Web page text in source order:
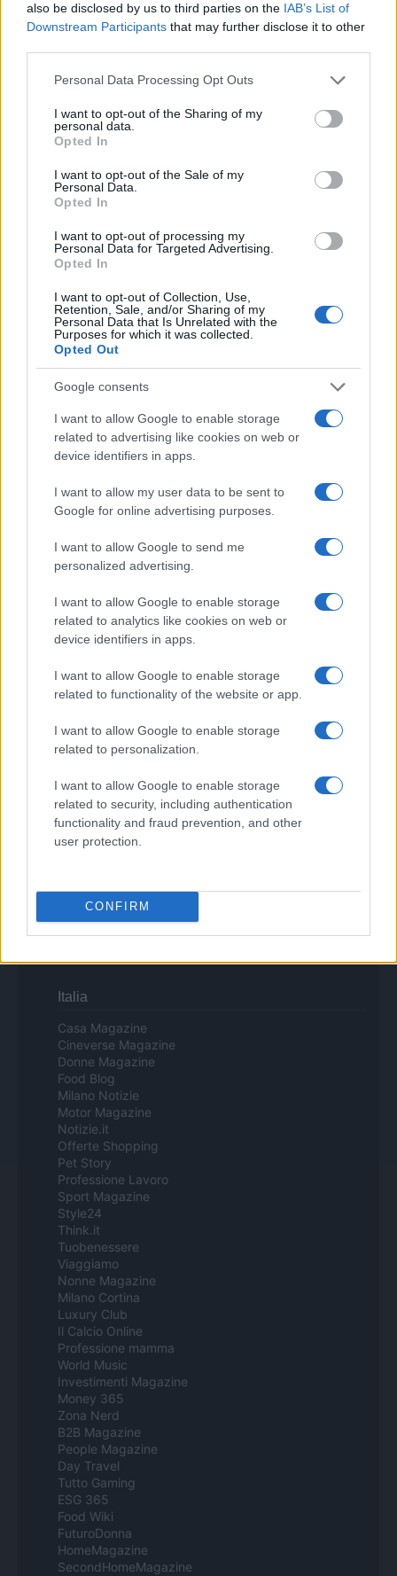
also be disclosed by us to third parties on the IAB’s List of
Downstream Participants that may further disclose it to other
Please note that this website/app uses one or more Google
not limited to your visit or usage behaviour. You may click to
grant or deny consent to Google and its third-party tags to
use your data for below specified purposes in below Google
consent section.
Personal Data Processing Opt Outs
I want to opt-out of the Sharing of my
personal data.
Opted In
I want to opt-out of the Sale of my
Personal Data.
Opted In
I want to opt-out of processing my
Personal Data for Targeted Advertising.
Opted In
I want to opt-out of Collection, Use,
Retention, Sale, and/or Sharing of my
Personal Data that Is Unrelated with the
Purposes for which it was collected.
Opted Out
Google consents
I want to allow Google to enable storage
related to advertising like cookies on web or
device identifiers in apps.
I want to allow my user data to be sent to
Google for online advertising purposes.
I want to allow Google to send me
personalized advertising.
I want to allow Google to enable storage
related to analytics like cookies on web or
device identifiers in apps.
I want to allow Google to enable storage
related to functionality of the website or app.
I want to allow Google to enable storage
related to personalization.
I want to allow Google to enable storage
related to security, including authentication
functionality and fraud prevention, and other
user protection.
CONFIRM
contándonos la historia del juego
24 abril, 2020
Crysis 2: Nuevas imágenes del
24 abril, 2020
24 abril, 2020
Crysis 2: Veinte minutos de
gameplay
Crysis 2: Comparación gráfica
entre PC y Xbox 360
2
Últimas Noticias
Señala una noticia
Actualidad.es es la gran fuente de información social. Actualidad,
su ciudad.
Para señalar a la redacción de cualquier error en el uso del material
: nos ocuparemos de
la retirada del material que atenta contra los derechos de terceros.
Copyright © 2024 | Actualidad.es - Publicado en España por
Procesamiento de datos
Todos los contenidos se han realizado de forma híbrida por una
tecnología con Inteligencia Artificial y por creadores independientes
Italia
Casa Magazine
Cineverse Magazine
Donne Magazine
Food Blog
Milano Notizie
Motor Magazine
Notizie.it
Offerte Shopping
Pet Story
Professione Lavoro
Sport Magazine
Style24
Think.it
Tuobenessere
Viaggiamo
Nonne Magazine
Milano Cortina
Luxury Club
Il Calcio Online
Professione mamma
World Music
Investimenti Magazine
Money 365
Zona Nerd
B2B Magazine
People Magazine
Day Travel
Tutto Gaming
ESG 365
Food Wiki
FuturoDonna
HomeMagazine
SecondHomeMagazine